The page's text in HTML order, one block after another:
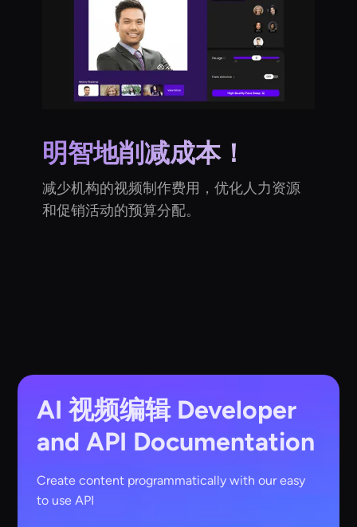
明智地削减成本！
减少机构的视频制作费用，优化人力资源
和促销活动的预算分配。
AI 视频编辑Developer
and API Documentation
Create content programmatically with our easy
to use API